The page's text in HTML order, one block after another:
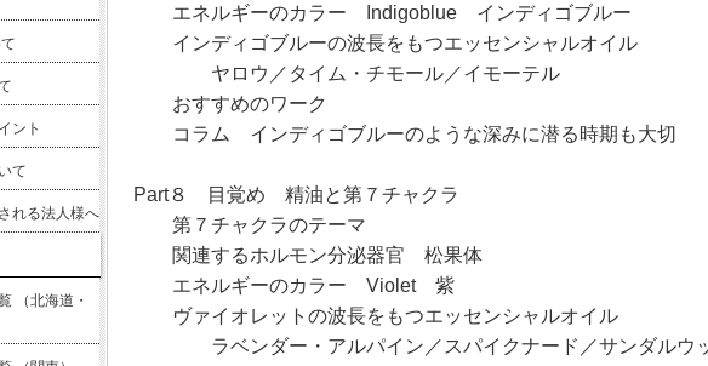
エネルギーのカラー Indigoblue インディゴブルー
インディゴブルーの波長をもつエッセンシャルオイル
ヤロウ／タイム・チモール／イモーテル
おすすめのワーク
コラム インディゴブルーのような深みに潜る時期も大切
Part８ 目覚め 精油と第７チャクラ
第７チャクラのテーマ
関連するホルモン分泌器官 松果体
エネルギーのカラー Violet 紫
ヴァイオレットの波長をもつエッセンシャルオイル
ラベンダー・アルパイン／スパイクナード／サンダルウ
ント
て
れる法人様へ
（北海道・